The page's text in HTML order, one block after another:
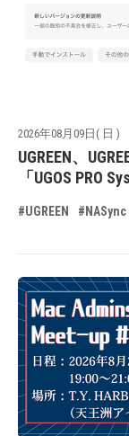
2026年08月09日( 日 )
UGREEN、
「UGOS PRO
#UGREEN #NASync